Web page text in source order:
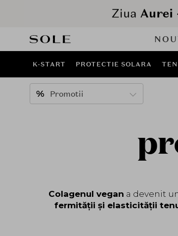
K-START PROTECTIE SOLARA TEN
Promotii
Colagenul vegan a devenit
fermității și elasticității